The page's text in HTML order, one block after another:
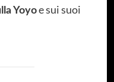
Yoyoe sui suoi